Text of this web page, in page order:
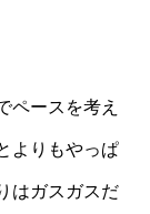
ペースを考え
よりもやっぱ
はガスガスだ